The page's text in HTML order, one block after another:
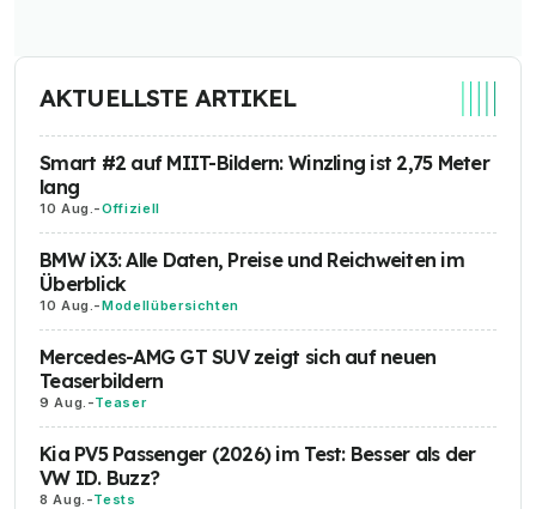
AKTUELLSTE ARTIKEL
Smart #2 auf MIIT-Bildern: Winzling ist 2,75 Meter
lang
10 Aug. -Offiziell
BMW iX3: Alle Daten, Preise und Reichweiten im
Überblick
10 Aug. -Modellübersichten
Mercedes-AMG GT SUV zeigt sich auf neuen
Teaserbildern
9 Aug. -Teaser
Kia PV5 Passenger (2026) im Test: Besser als der
VW ID. Buzz?
8 Aug. -Tests